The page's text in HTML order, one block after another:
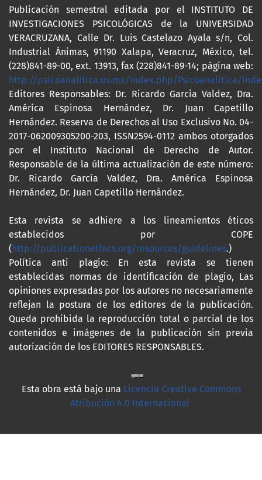
Publicación semestral editada por el INSTITUTO DE
INVESTIGACIONES PSICOLÓGICAS de la UNIVERSIDAD
VERACRUZANA, Calle Dr. Luis Castelazo Ayala s/n, Col.
Industrial Ánimas, 91190 Xalapa, Veracruz, México, tel.
(228)841-89-00, ext. 13913, fax (228)841-89-14; página web:
http://psicoanalitica.uv.mx/index.php/Psicoanalitica/
Editores Responsables: Dr. Ricardo Garcia Valdez, Dra.
América Espinosa Hernández, Dr. Juan Capetillo
Hernández. Reserva de Derechos al Uso Exclusivo No. 04-
2017-062009305200-203, ISSN2594-0112 ambos otorgados
por el Instituto Nacional de Derecho de Autor.
Responsable de la última actualización de este número:
Dr. Ricardo García Valdez, Dra. América Espinosa
Hernández, Dr. Juan Capetillo Hernández.
Esta revista se adhiere a los lineamientos éticos
establecidos por COPE
( http://publicationethics.org/resources/guidelines.)
Política anti plagio: En esta revista se tienen
establecidas normas de identificación de plagio, Las
opiniones expresadas por los autores no necesariamente
reflejan la postura de los editores de la publicación.
Queda prohibida la reproducción total o parcial de los
contenidos e imágenes de la publicación sin previa
autorización de los EDITORES RESPONSABLES.
Esta obra está bajo una Licencia Creative Commons
Atribución 4.0 Internacional